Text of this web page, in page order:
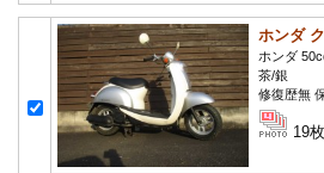
ホンダ
ホンダ
茶/銀
修復歴無
19枚